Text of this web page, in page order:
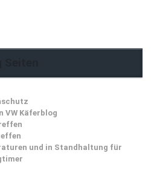
VW Käferblog
und in Standhaltung für